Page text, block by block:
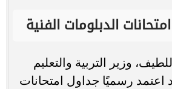
الدبلومات الفنية
وزير التربية والتعليم
اعتمد رسميًا جداول امتحانات